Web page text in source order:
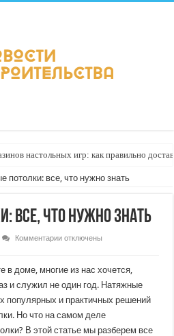
настольных игр: как правильно
потолки: все, что нужно знать
все, что нужно знать
Комментариик
все,
что
нужно
знать
отключены
в доме, многие из нас хочется,
и служил не один год. Натяжные
популярных и практичных решений
Но что на самом деле
В этой статье мы разберем все